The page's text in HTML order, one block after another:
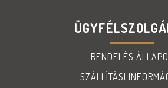
RENDELÉS
SZÁLLÍTÁSI